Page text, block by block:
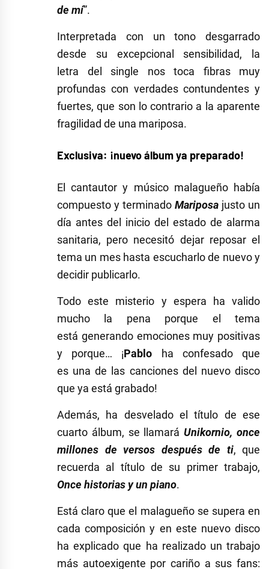
de mí”.
Interpretada con un tono desgarrado
desde su excepcional sensibilidad, la
letra del single nos toca fibras muy
profundas con verdades contundentes y
fuertes, que son lo contrario a la aparente
fragilidad de una mariposa.
Exclusiva: ¡nuevo álbum ya preparado!
El cantautor y músico malagueño había
compuesto y terminado Mariposa justo un
día antes del inicio del estado de alarma
sanitaria, pero necesitó dejar reposar el
tema un mes hasta escucharlo de nuevo y
decidir publicarlo.
Todo este misterio y espera ha valido
mucho la pena porque el tema
está generando emociones muy positivas
y porque… ¡Pablo
ha confesado que
es una de las canciones del nuevo disco
que ya está grabado!
Además, ha desvelado el título de ese
cuarto álbum, se llamará Unikornio, once
millones de versos después de ti, que
recuerda al título de su primer trabajo,
Once historias y un piano.
Está claro que el malagueño se supera en
cada composición y en este nuevo disco
ha explicado que ha realizado un trabajo
más autoexigente por cariño a sus fans: